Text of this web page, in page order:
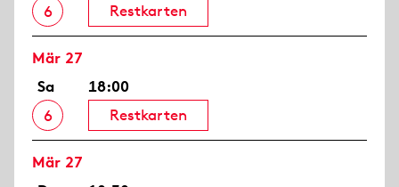
6
Restkarten
Mär 27
Sa
6
18:00
Restkarten
Mär 27